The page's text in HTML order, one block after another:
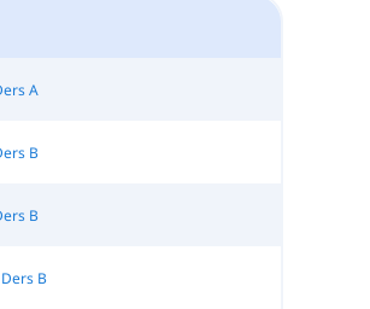
A
B
B
B